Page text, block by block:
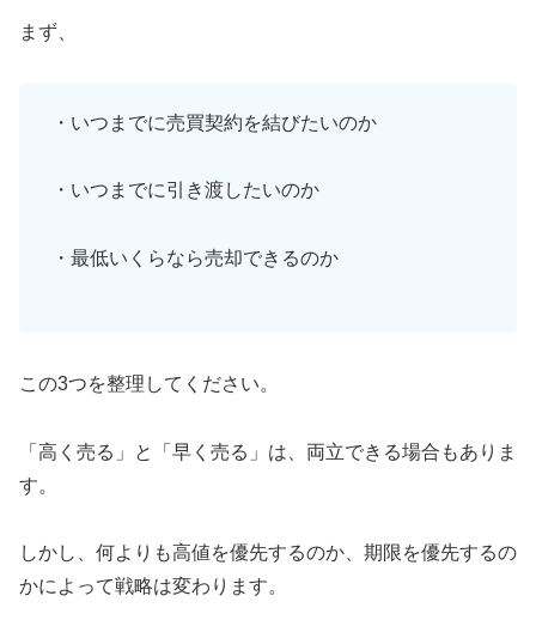
まず、
・いつまでに売買契約を結びたいのか
・いつまでに引き渡したいのか
・最低いくらなら売却できるのか
この3つを整理してください。
「高く売る」と「早く売る」は、両立できる場合もありま
す。
しかし、何よりも高値を優先するのか、期限を優先するの
かによって戦略は変わります。